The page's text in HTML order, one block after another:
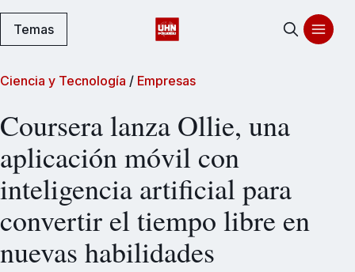
Temas
Ciencia y Tecnología / Empresas
Coursera lanza Ollie, una
aplicación móvil con
inteligencia artificial para
convertir el tiempo libre en
nuevas habilidades